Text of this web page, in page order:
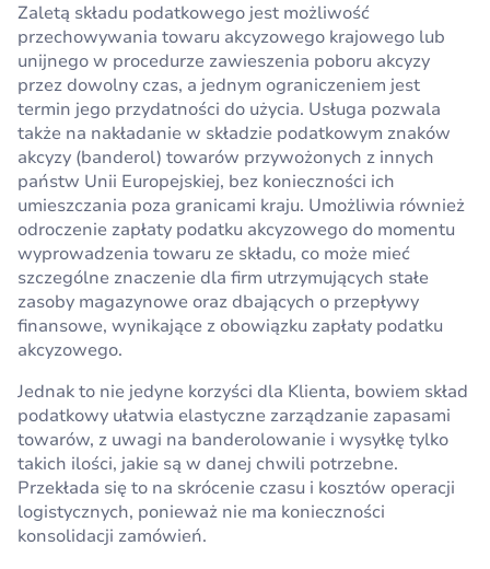
Zaletą składu podatkowego jest możliwość
przechowywania towaru akcyzowego krajowego lub
unijnego w procedurze zawieszenia poboru akcyzy
przez dowolny czas, a jednym ograniczeniem jest
termin jego przydatności do użycia. Usługa pozwala
także na nakładanie w składzie podatkowym znaków
akcyzy (banderol) towarów przywożonych z innych
państw Unii Europejskiej, bez konieczności ich
umieszczania poza granicami kraju. Umożliwia również
odroczenie zapłaty podatku akcyzowego do momentu
wyprowadzenia towaru ze składu, co może mieć
szczególne znaczenie dla firm utrzymujących stałe
zasoby magazynowe oraz dbających o przepływy
finansowe, wynikające z obowiązku zapłaty podatku
akcyzowego.
Jednak to nie jedyne korzyści dla Klienta, bowiem skład
podatkowy ułatwia elastyczne zarządzanie zapasami
towarów, z uwagi na banderolowanie i wysyłkę tylko
takich ilości, jakie są w danej chwili potrzebne.
Przekłada się to na skrócenie czasu i kosztów operacji
logistycznych, ponieważ nie ma konieczności
konsolidacji zamówień.